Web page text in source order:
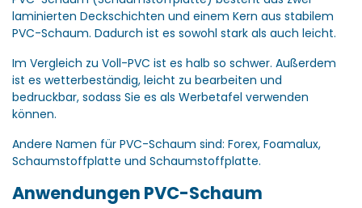
laminierten Deckschichten und einem Kern aus stabilem
PVC-Schaum. Dadurch ist es sowohl stark als auch leicht.
Im Vergleich zu Voll-PVC ist es halb so schwer. Außerdem
ist es wetterbeständig, leicht zu bearbeiten und
bedruckbar, sodass Sie es als Werbetafel verwenden
können.
Andere Namen für PVC-Schaum sind: Forex, Foamalux,
Schaumstoffplatte und Schaumstoffplatte.
Anwendungen PVC-Schaum